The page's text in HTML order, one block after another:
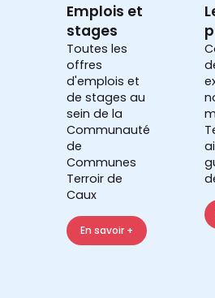
Emplois et
stages
Toutes les
offres
d'emplois et
de stages au
sein de la
Communauté
de
Communes
Terroir de
Caux
En savoir +